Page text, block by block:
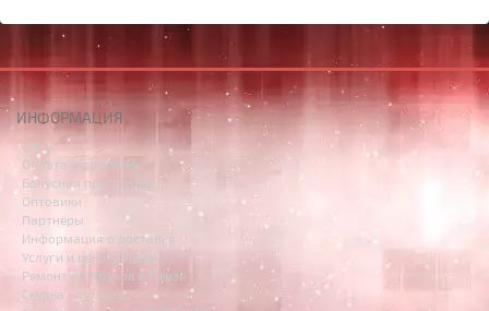
ИНФОРМАЦИЯ
О Нас
Оплата и доставка
Бонусная программа
Оптовики
Партнёры
Информация о доставке
Услуги и цены в Пензе
Ремонт ноутбуков в Пензе
Скупка ноутбуков